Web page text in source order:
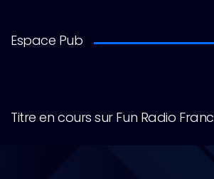
Espace Pub
Titre en cours sur Fun Radio